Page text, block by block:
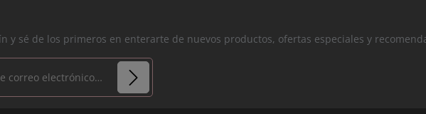
y sé de los primeros en enterarte de nuevos productos, ofertas especiales y